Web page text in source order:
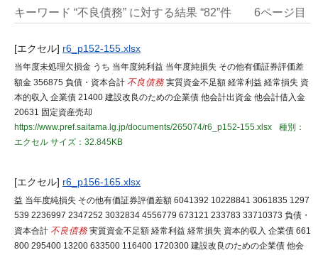
キーワード “不良債務” に対する結果 “82”件 6ページ目
[エクセル] r6_p152-155.xlsx
当年度未処理欠損金 うち 当年度純利益 当年度純損失 その他有価証券評価差
額金 356875 負債・資本合計 不良債務実質資金不足額 経常利益 経常損失 資
本的収入 企業債 21400 建設改良のための企業債 他会計出資金 他会計借入金
20631 固定資産売却
https://www.pref.saitama.lg.jp/documents/265074/r6_p152-155.xlsx
種別：
エクセル サイズ：32.845KB
[エクセル] r6_p156-165.xlsx
益 当年度純損失 その他有価証券評価差額 6041392 10228841 3061835 1297
539 2236997 2347252 3032834 4556779 673121 233783 33710373 負債・
資本合計 不良債務実質資金不足額 経常利益 経常損失 資本的収入 企業債 661
800 295400 13200 633500 116400 1720300 建設改良のための企業債 他会